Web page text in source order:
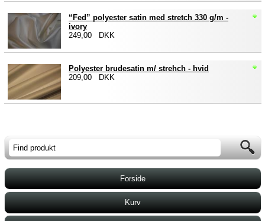
“Fed” polyester satin med stretch 330 g/m -
ivory
249,00 DKK
Polyester brudesatin m/ strehch - hvid
209,00 DKK
Forside
Kurv